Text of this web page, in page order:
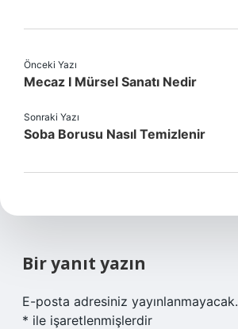
Önceki Yazı
Mecaz I Mürsel Sanatı Nedir
Sonraki Yazı
Soba Borusu Nasıl Temizlenir
Bir yanıt yazın
E-posta adresiniz yayınlanmayacak.
* ile işaretlenmişlerdir